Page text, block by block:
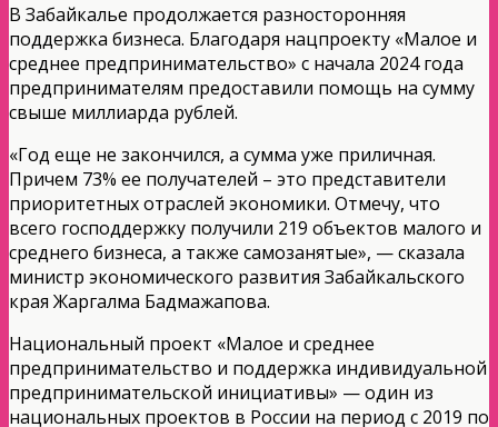
В Забайкалье продолжается разносторонняя
поддержка бизнеса. Благодаря нацпроекту «Малое и
среднее предпринимательство» с начала 2024 года
предпринимателям предоставили помощь на сумму
свыше миллиарда рублей.
«Год еще не закончился, а сумма уже приличная.
Причем 73% ее получателей – это представители
приоритетных отраслей экономики. Отмечу, что
всего господдержку получили 219 объектов малого и
среднего бизнеса, а также самозанятые», — сказала
министр экономического развития Забайкальского
края Жаргалма Бадмажапова.
Национальный проект «Малое и среднее
предпринимательство и поддержка индивидуальной
предпринимательской инициативы» — один из
национальных проектов в России на период с 2019 по